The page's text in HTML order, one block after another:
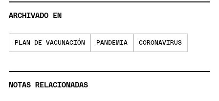
ARCHIVADO EN
PLAN DE VACUNACIÓN PANDEMIA CORONAVIRUS
NOTAS RELACIONADAS